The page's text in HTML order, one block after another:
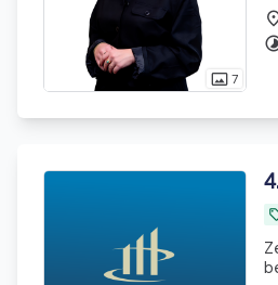
photo_size_select_actual7
4.